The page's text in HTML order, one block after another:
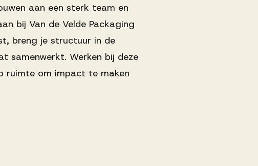
aan een sterk team en
bij Van de Velde Packaging
breng je structuur in de
samenwerkt. Werken bij deze
ruimte om impact te maken